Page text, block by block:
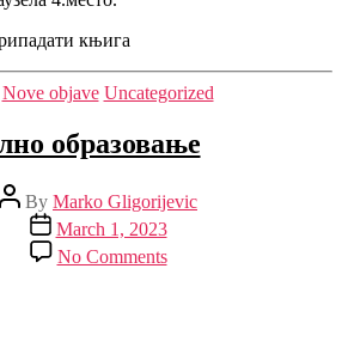
Categories
Nove objave Uncategorized
образовање
Post
author
By Marko Gligorijevic
Post
date
March 1, 2023
No Commentson
Дуално